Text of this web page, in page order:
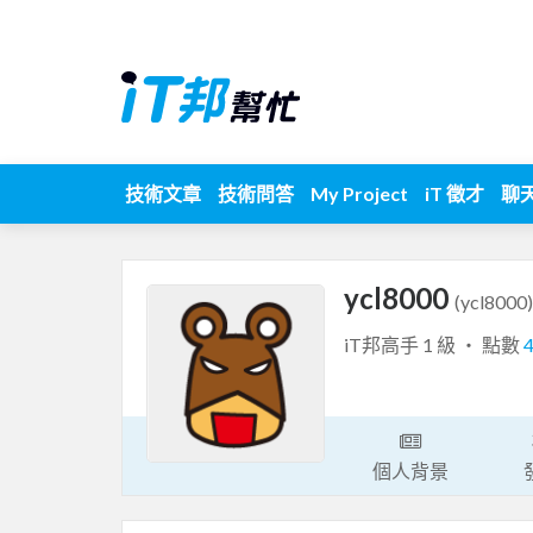
技術文章 技術問答 My Project iT 徵才 聊
ycl8000 (ycl8000)
iT邦高手 1 級 ‧ 點數
個人背景